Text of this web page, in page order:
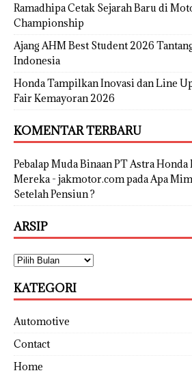
Ramadhipa Cetak Sejarah Baru di
Championship
Ajang AHM Best Student 2026
Indonesia
Honda Tampilkan Inovasi dan Line
Fair Kemayoran 2026
KOMENTAR TERBARU
Pebalap Muda Binaan PT Astra
Mereka - jakmotor.compadaApa
Setelah Pensiun ?
ARSIP
KATEGORI
Automotive
Contact
Home